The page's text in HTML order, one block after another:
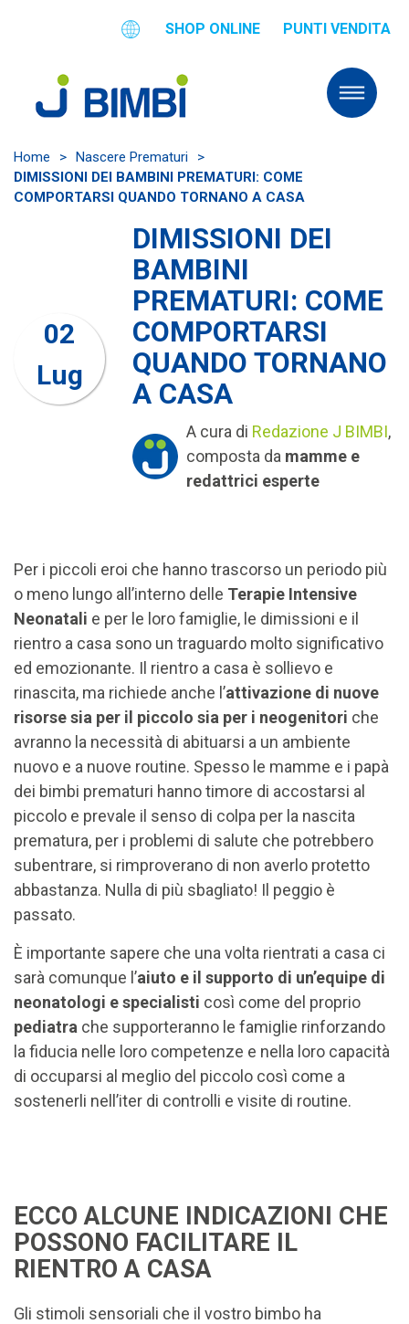
SHOP ONLINE PUNTI VENDITA
Home > Nascere Prematuri
>
DIMISSIONI DEI BAMBINI PREMATURI: COME
COMPORTARSI QUANDO TORNANO A CASA
02
Lug
DIMISSIONI DEI
BAMBINI
PREMATURI: COME
COMPORTARSI
QUANDO TORNANO
A CASA
A cura di Redazione J BIMBI,
composta da mamme e
redattrici esperte
Per i piccoli eroi che hanno trascorso un periodo più
o meno lungo all’interno delle Terapie Intensive
Neonatali e per le loro famiglie, le dimissioni e il
rientro a casa sono un traguardo molto significativo
ed emozionante. Il rientro a casa è sollievo e
rinascita, ma richiede anche l’attivazione di nuove
risorse sia per il piccolo sia per i neogenitori che
avranno la necessità di abituarsi a un ambiente
nuovo e a nuove routine. Spesso le mamme e i papà
dei bimbi prematuri hanno timore di accostarsi al
piccolo e prevale il senso di colpa per la nascita
prematura, per i problemi di salute che potrebbero
subentrare, si rimproverano di non averlo protetto
abbastanza. Nulla di più sbagliato! Il peggio è
passato.
È importante sapere che una volta rientrati a casa ci
sarà comunque l’aiuto e il supporto di un’equipe di
neonatologi e specialisti così come del proprio
pediatra che supporteranno le famiglie rinforzando
la fiducia nelle loro competenze e nella loro capacità
di occuparsi al meglio del piccolo così come a
sostenerli nell’iter di controlli e visite di routine.
ECCO ALCUNE INDICAZIONI CHE
POSSONO FACILITARE IL
RIENTRO A CASA
Gli stimoli sensoriali che il vostro bimbo ha